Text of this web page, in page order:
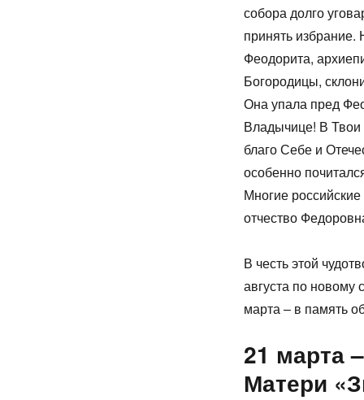
собора долго
принять
Феодорита,
Богородицы,
Она упала пред
Владычице! В Твои
благо Себе и
особенно
Многие
отчество
В честь этой
августа по новому
марта – в память
21 марта
Матери